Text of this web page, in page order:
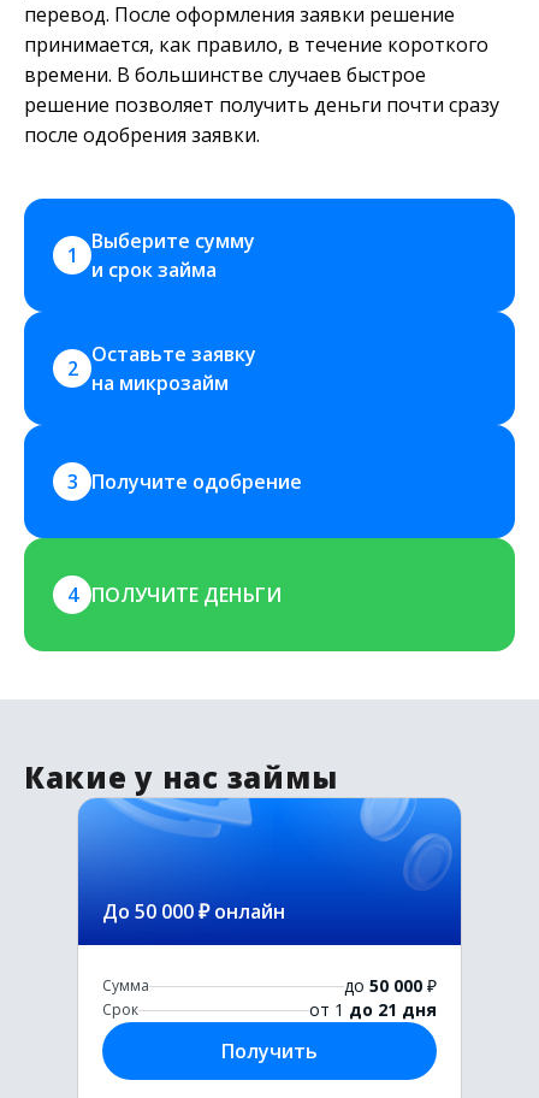
перевод. После оформления заявки решение
принимается, как правило, в течение короткого
времени. В большинстве случаев быстрое
решение позволяет получить деньги почти сразу
после одобрения заявки.
1
Выберите сумму
и срок займа
2
Оставьте заявку
на микрозайм
3 Получите одобрение
4 ПОЛУЧИТЕ ДЕНЬГИ
Какие у нас займы
До 50 000 ₽ онлайн
Сумма до 50 000 ₽
Срок от 1 до 21 дня
Получить